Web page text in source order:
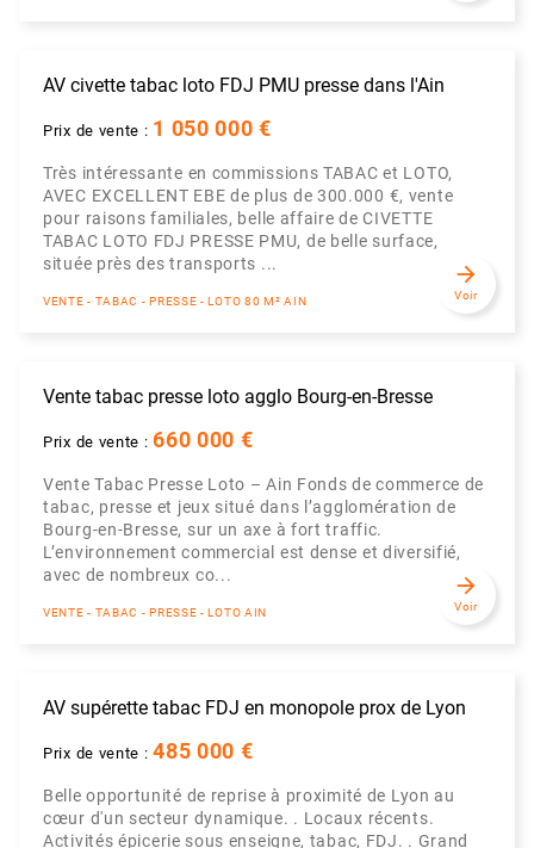
AV civette tabac loto FDJ PMU presse dans l'Ain
Prix de vente : 1 050 000 €
Très intéressante en commissions TABAC et LOTO,
AVEC EXCELLENT EBE de plus de 300.000 €, vente
pour raisons familiales, belle affaire de CIVETTE
TABAC LOTO FDJ PRESSE PMU, de belle surface,
située près des transports ...
VENTE - TABAC - PRESSE - LOTO 80 M² AIN
arrow_forward
Voir
Vente tabac presse loto agglo Bourg-en-Bresse
Prix de vente :660 000 €
Vente Tabac Presse Loto – Ain Fonds de commerce de
tabac, presse et jeux situé dans l’agglomération de
Bourg-en-Bresse, sur un axe à fort traffic.
L’environnement commercial est dense et diversifié,
avec de nombreux co...
VENTE - TABAC - PRESSE - LOTO AIN
arrow_forward
Voir
AV supérette tabac FDJ en monopole prox de Lyon
Prix de vente :485 000 €
Belle opportunité de reprise à proximité de Lyon au
cœur d'un secteur dynamique. . Locaux récents.
Activités épicerie sous enseigne, tabac, FDJ. . Grand